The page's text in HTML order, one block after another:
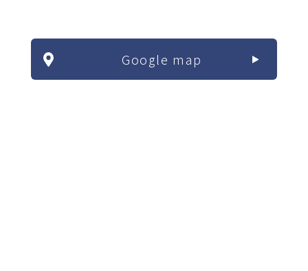
Google map